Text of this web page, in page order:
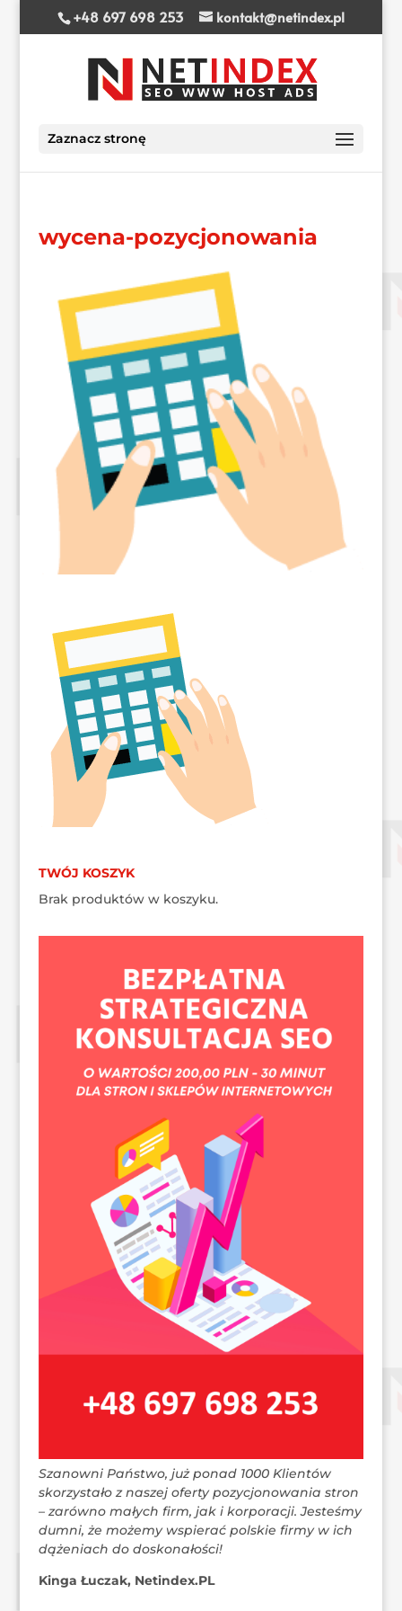
+48 697 698 253 kontakt@netindex.pl
Zaznacz stronę
wycena-pozycjonowania
TWÓJ KOSZYK
Brak produktów w koszyku.
Szanowni Państwo, już ponad 1000 Klientów
skorzystało z naszej oferty pozycjonowania stron
– zarówno małych firm, jak i korporacji. Jesteśmy
dumni, że możemy wspierać polskie firmy w ich
dążeniach do doskonałości!
Kinga Łuczak, Netindex.PL